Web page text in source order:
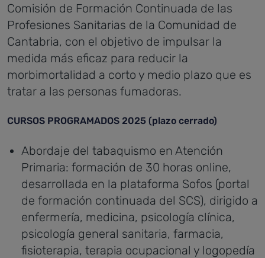
Comisión de Formación Continuada de las
Profesiones Sanitarias de la Comunidad de
Cantabria, con el objetivo de impulsar la
medida más eficaz para reducir la
morbimortalidad a corto y medio plazo que es
tratar a las personas fumadoras.
CURSOS PROGRAMADOS 2025 (plazo cerrado)
Abordaje del tabaquismo en Atención
Primaria: formación de 30 horas online,
desarrollada en la plataforma Sofos (portal
de formación continuada del SCS), dirigido a
enfermería, medicina, psicología clínica,
psicología general sanitaria, farmacia,
fisioterapia, terapia ocupacional y logopedía